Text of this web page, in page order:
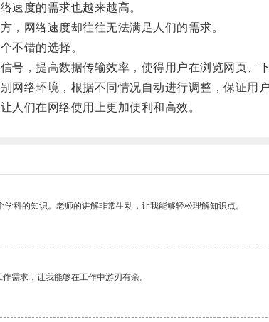
度的需求也越来越高。
网络速度却往往无法满足人们的需求。
错的选择。
，提高数据传输效率，使得用户在浏览网页、下
络环境，根据不同情况自动进行调整，保证用户
们在网络使用上更加便利和高效。
科的知识。老师的讲解非常生动，让我能够轻松理解知识点。
需求，让我能够在工作中游刃有余。